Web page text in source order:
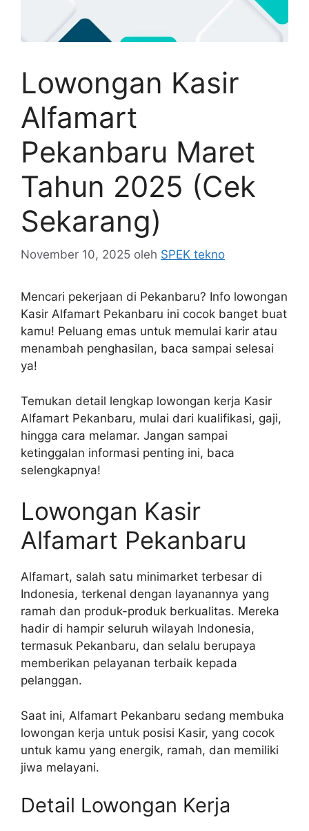
Lowongan Kasir
Alfamart
Pekanbaru Maret
Tahun 2025 (Cek
Sekarang)
November 10, 2025 oleh SPEK tekno
Mencari pekerjaan di Pekanbaru? Info lowongan
Kasir Alfamart Pekanbaru ini cocok banget buat
kamu! Peluang emas untuk memulai karir atau
menambah penghasilan, baca sampai selesai
ya!
Temukan detail lengkap lowongan kerja Kasir
Alfamart Pekanbaru, mulai dari kualifikasi, gaji,
hingga cara melamar. Jangan sampai
ketinggalan informasi penting ini, baca
selengkapnya!
Lowongan Kasir
Alfamart Pekanbaru
Alfamart, salah satu minimarket terbesar di
Indonesia, terkenal dengan layanannya yang
ramah dan produk-produk berkualitas. Mereka
hadir di hampir seluruh wilayah Indonesia,
termasuk Pekanbaru, dan selalu berupaya
memberikan pelayanan terbaik kepada
pelanggan.
Saat ini, Alfamart Pekanbaru sedang membuka
lowongan kerja untuk posisi Kasir, yang cocok
untuk kamu yang energik, ramah, dan memiliki
jiwa melayani.
Detail Lowongan Kerja